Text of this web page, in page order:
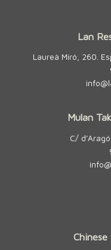
Lan
Laureà Miró, 260.
Mulan
C/